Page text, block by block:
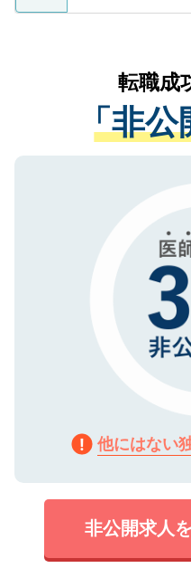
ているすべての
は、個人情報の
管理基準を満た
る、プライバシ
ご登録いただい
で、機密保持に
かがいして、現
経験をまじえな
させていただき
ない方には、長
ので、まずはご
転職成
「非公
他にはない
非公開求人